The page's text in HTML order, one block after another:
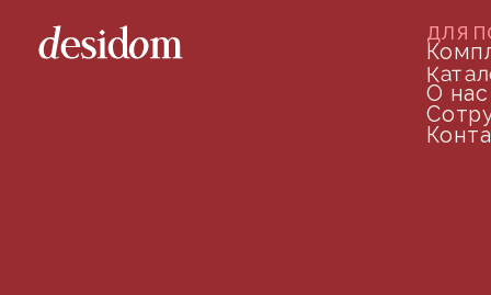
©2024 desidom. Все права защищены